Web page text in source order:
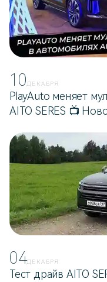
10ДЕКАБРЯ
PlayAuto меняет
AITO SERES 📺
04ДЕКАБРЯ
Тест драйв AITO